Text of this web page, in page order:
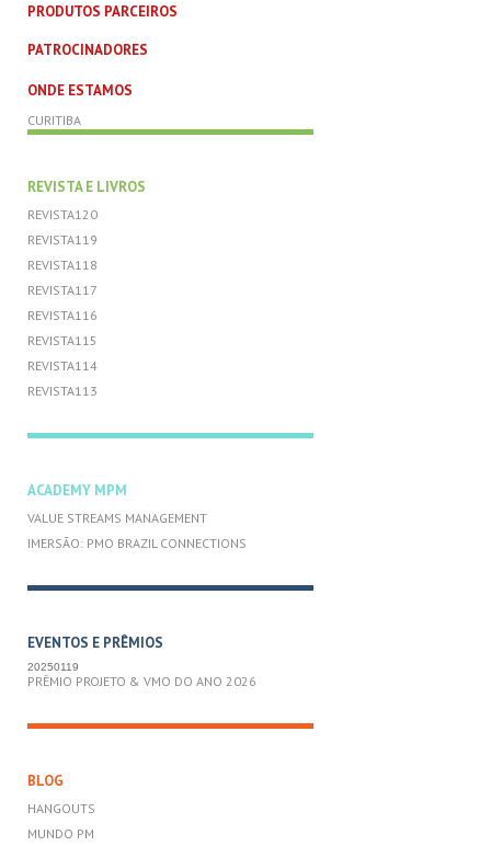
PRODUTOS PARCEIROS
PATROCINADORES
ONDE ESTAMOS
CURITIBA
REVISTA E LIVROS
REVISTA120
REVISTA119
REVISTA118
REVISTA117
REVISTA116
REVISTA115
REVISTA114
REVISTA113
ACADEMY MPM
VALUE STREAMS MANAGEMENT
IMERSÃO: PMO BRAZIL CONNECTIONS
EVENTOS E PRÊMIOS
20250119
PRÊMIO PROJETO & VMO DO ANO 2026
BLOG
HANGOUTS
MUNDO PM